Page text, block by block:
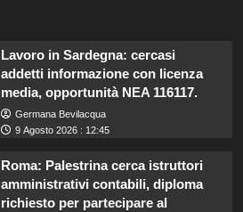
Lavoro in Sardegna: cercasi
addetti informazione con licenza
media, opportunità NEA 116117.
Germana Bevilacqua
9 Agosto 2026 : 12:45
Roma: Palestrina cerca istruttori
amministrativi contabili, diploma
richiesto per partecipare al